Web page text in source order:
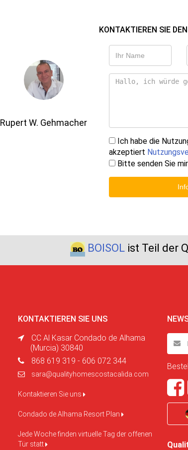
KONTAKTIEREN SIE
Rupert W. Gehmacher
Ich habe die
akzeptiert
Bitte senden Sie
BOISOL ist Teil der
KONTAKTIEREN SIE UNS
CC Al Kasar Condado de Alhama
(Murcia) 30840
868 619 319 - 606 072 344
sara@qualityhomescostacalida.com
Kontaktieren Sie uns
Condado de Alhama Resort Plan
Jede Woche finden virtuelle Tag der offenen
Tür statt